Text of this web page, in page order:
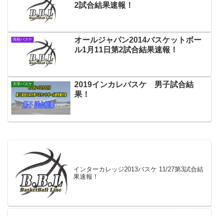
2試合結果速報！
高校バスケ
オールジャパン2014バスケットボー
ル1月11日第2試合結果速報！
大学バスケ
2019インカレバスケ 男子試合結
果！
インターカレッジ2013バスケ 11/27第3試合結
果速報！